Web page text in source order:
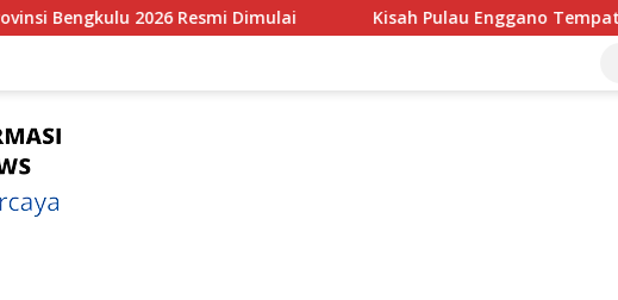
Kisah Pulau Enggano Tempat Pertemuan Tumbukan